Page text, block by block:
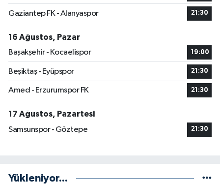
Gaziantep FK - Alanyaspor 21:30
16 Ağustos, Pazar
Başakşehir - Kocaelispor
19:00
Beşiktaş - Eyüpspor 21:30
Amed - Erzurumspor FK 21:30
17 Ağustos, Pazartesi
Samsunspor - Göztepe
21:30
Yükleniyor...